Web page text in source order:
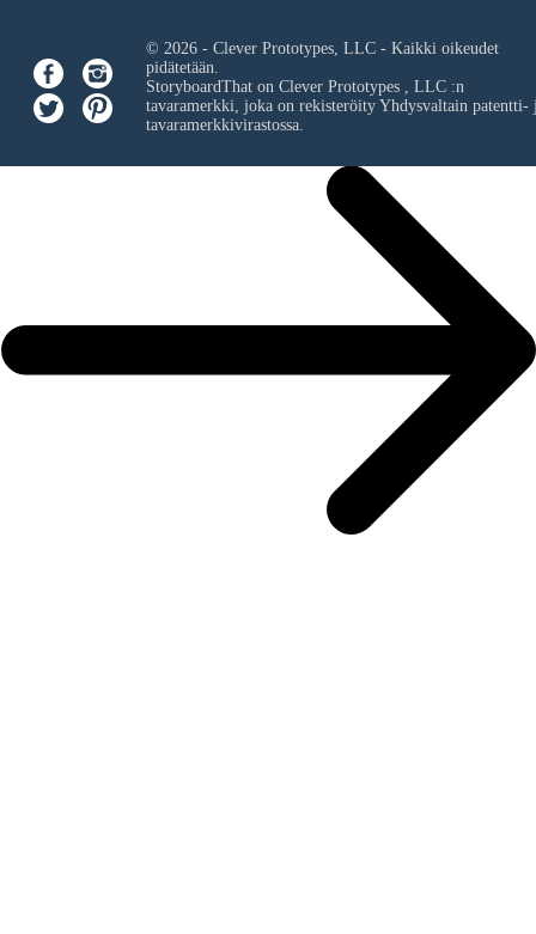
© 2026 - Clever Prototypes, LLC - Kaikki oikeudet
pidätetään.
StoryboardThat on Clever Prototypes , LLC:n
tavaramerkki, joka on rekisteröity Yhdysvaltain patentti-
tavaramerkkivirastossa.